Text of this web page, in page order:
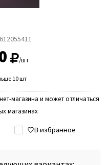
/шт
10 шт
магазина и может отличаться
магазинах
В избранное